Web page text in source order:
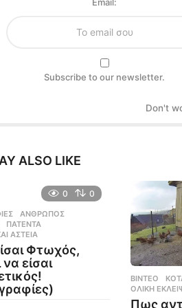
Subscribe to our newsletter.
Don't
ALSO LIKE
0 0
ΆΝΘΡΩΠΟΣ
,ΠΑΤΈΝΤΑ
ΑΣΤΕΊΑ
Φτωχός,
είσαι
ΒΊΝΤΕΟ
ΟΛΙΚΉ
Πως